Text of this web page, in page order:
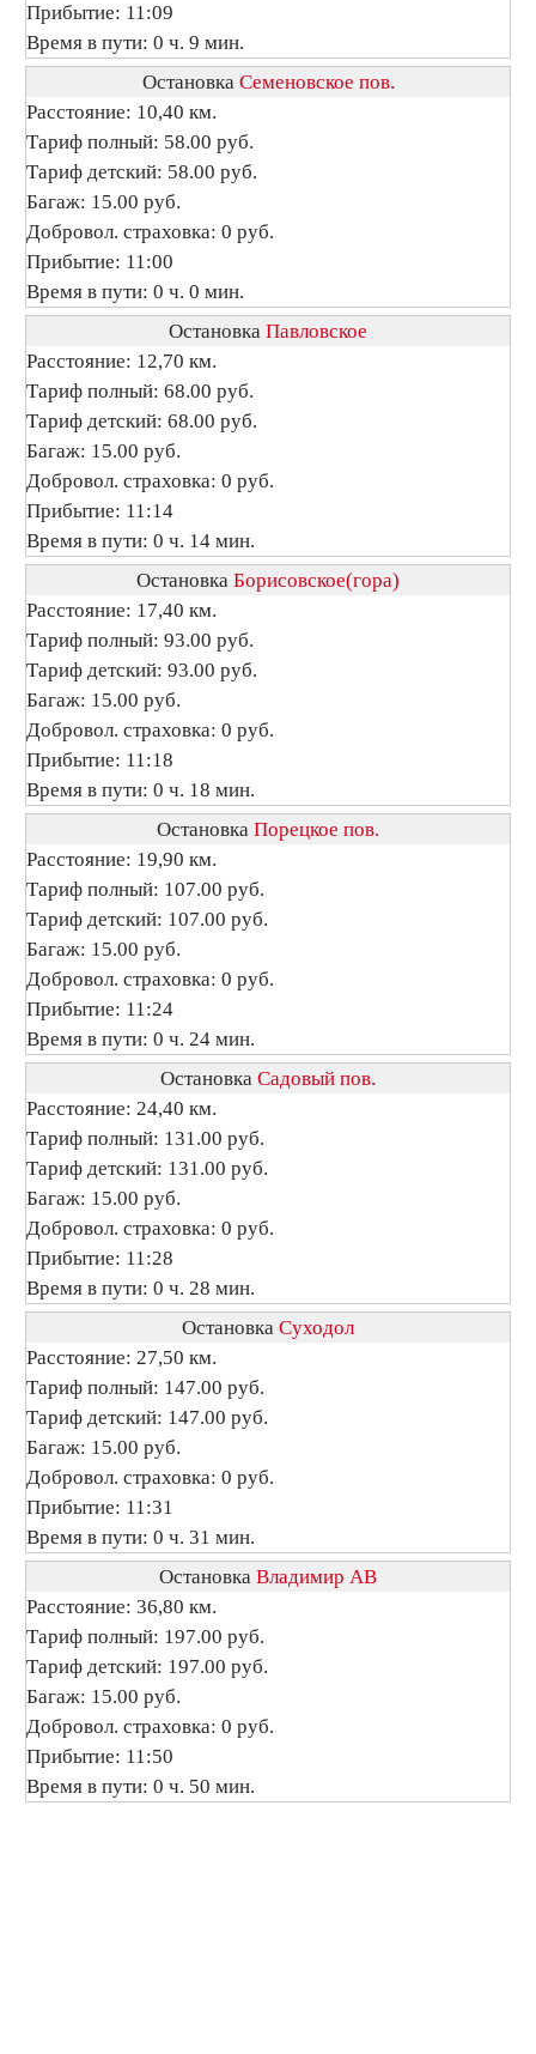
Прибытие: 11:09
Время в пути: 0 ч. 9 мин.
Остановка Семеновское пов.
Расстояние: 10,40 км.
Тариф полный: 58.00 руб.
Тариф детский: 58.00 руб.
Багаж: 15.00 руб.
Добровол. страховка: 0 руб.
Прибытие: 11:00
Время в пути: 0 ч. 0 мин.
Остановка Павловское
Расстояние: 12,70 км.
Тариф полный: 68.00 руб.
Тариф детский: 68.00 руб.
Багаж: 15.00 руб.
Добровол. страховка: 0 руб.
Прибытие: 11:14
Время в пути: 0 ч. 14 мин.
Остановка Борисовское(гора)
Расстояние: 17,40 км.
Тариф полный: 93.00 руб.
Тариф детский: 93.00 руб.
Багаж: 15.00 руб.
Добровол. страховка: 0 руб.
Прибытие: 11:18
Время в пути: 0 ч. 18 мин.
Остановка Порецкое пов.
Расстояние: 19,90 км.
Тариф полный: 107.00 руб.
Тариф детский: 107.00 руб.
Багаж: 15.00 руб.
Добровол. страховка: 0 руб.
Прибытие: 11:24
Время в пути: 0 ч. 24 мин.
Остановка Садовый пов.
Расстояние: 24,40 км.
Тариф полный: 131.00 руб.
Тариф детский: 131.00 руб.
Багаж: 15.00 руб.
Добровол. страховка: 0 руб.
Прибытие: 11:28
Время в пути: 0 ч. 28 мин.
Остановка Суходол
Расстояние: 27,50 км.
Тариф полный: 147.00 руб.
Тариф детский: 147.00 руб.
Багаж: 15.00 руб.
Добровол. страховка: 0 руб.
Прибытие: 11:31
Время в пути: 0 ч. 31 мин.
Остановка Владимир АВ
Расстояние: 36,80 км.
Тариф полный: 197.00 руб.
Тариф детский: 197.00 руб.
Багаж: 15.00 руб.
Добровол. страховка: 0 руб.
Прибытие: 11:50
Время в пути: 0 ч. 50 мин.